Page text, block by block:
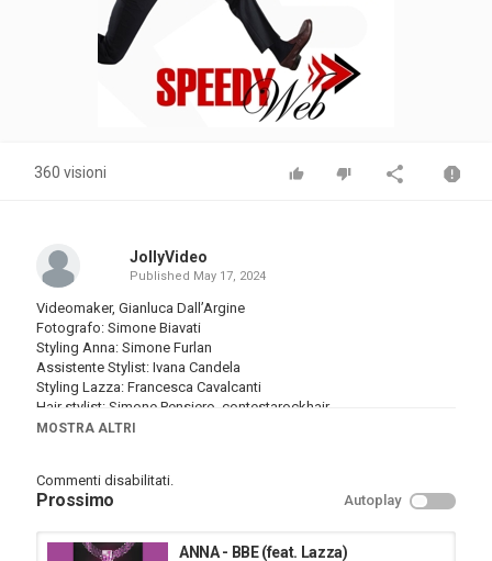
360 visioni
JollyVideo
Published May 17, 2024
Videomaker, Gianluca Dall’Argine
Fotografo: Simone Biavati
Styling Anna: Simone Furlan
Assistente Stylist: Ivana Candela
Styling Lazza: Francesca Cavalcanti
Hair stylist: Simone Pensiero, contestarockhair
Musica
Tags
MOSTRA ALTRI
Commenti disabilitati.
Prossimo Autoplay
ANNA - BBE (feat. Lazza)